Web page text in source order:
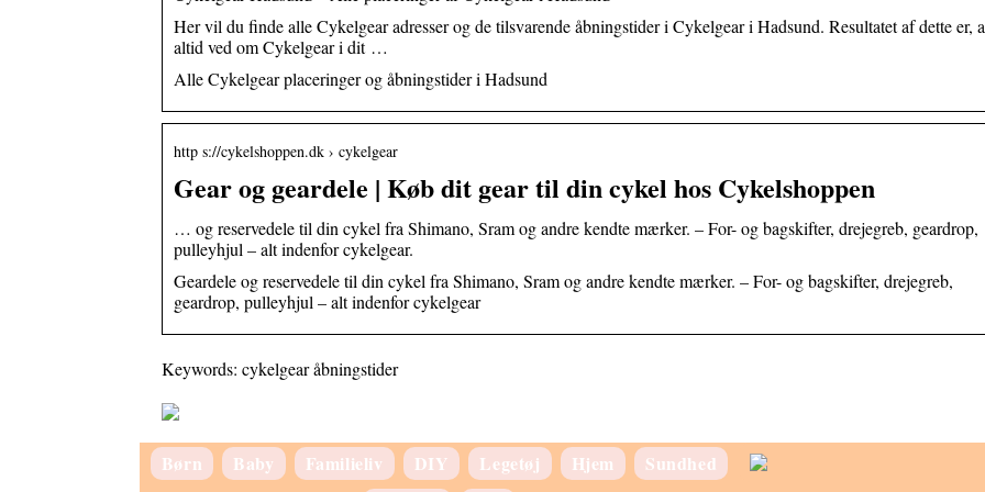
Her vil du finde alle Cykelgear adresser og de tilsvarende åbningstider i Cykelgear i Hadsund. Resultatet af dette er,
altid ved om Cykelgear i dit …
Alle Cykelgear placeringer og åbningstider i Hadsund
http s://cykelshoppen.dk › cykelgear
Gear og geardele | Køb dit gear til din cykel hos Cykelshoppen
… og reservedele til din cykel fra Shimano, Sram og andre kendte mærker. – For- og bagskifter, drejegreb, geardrop,
pulleyhjul – alt indenfor cykelgear.
Geardele og reservedele til din cykel fra Shimano, Sram og andre kendte mærker. – For- og bagskifter, drejegreb,
geardrop, pulleyhjul – alt indenfor cykelgear
Keywords: cykelgear åbningstider
Børn Baby Familieliv DIY Legetøj Hjem
Sundhed